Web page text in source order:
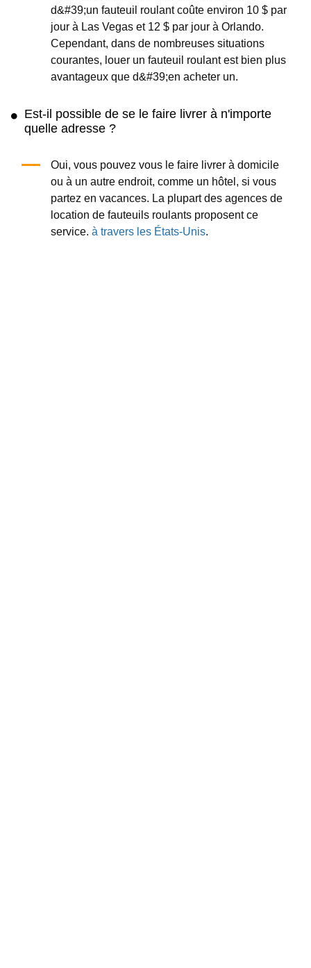
d&#39;un fauteuil roulant coûte environ 10 $ par
jour à Las Vegas et 12 $ par jour à Orlando.
Cependant, dans de nombreuses situations
courantes, louer un fauteuil roulant est bien plus
avantageux que d&#39;en acheter un.
Est-il possible de se le faire livrer à n'importe
quelle adresse ?
Oui, vous pouvez vous le faire livrer à domicile
ou à un autre endroit, comme un hôtel, si vous
partez en vacances. La plupart des agences de
location de fauteuils roulants proposent ce
service. à travers les États-Unis.